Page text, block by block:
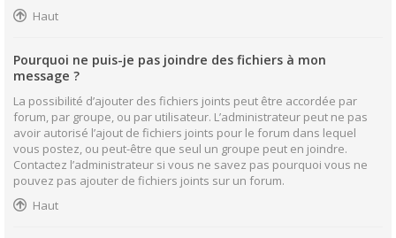
Haut
Pourquoi ne puis-je pas joindre des fichiers à mon
message ?
La possibilité d’ajouter des fichiers joints peut être accordée par
forum, par groupe, ou par utilisateur. L’administrateur peut ne pas
avoir autorisé l’ajout de fichiers joints pour le forum dans lequel
vous postez, ou peut-être que seul un groupe peut en joindre.
Contactez l’administrateur si vous ne savez pas pourquoi vous ne
pouvez pas ajouter de fichiers joints sur un forum.
Haut